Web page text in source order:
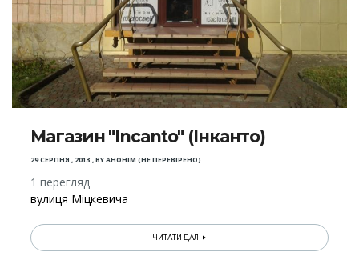
Магазин "Incanto" (Інканто)
29 СЕРПНЯ , 2013 ,BYАНОНІМ (НЕ ПЕРЕВІРЕНО)
1 перегляд
вулиця Міцкевича
ЧИТАТИ ДАЛІ